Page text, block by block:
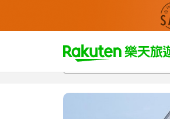
t
p
a
總覽客房與方案評語特點設施